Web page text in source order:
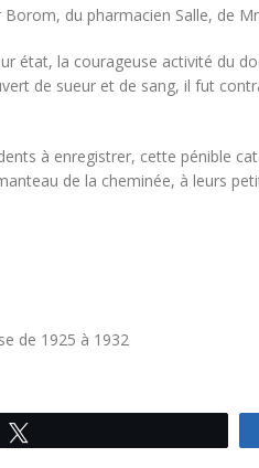
du pharmacien Salle, de
la courageuse activité du
de sueur et de sang, il fut
à enregistrer, cette pénible
de la cheminée, à leurs
de 1925 à 1932